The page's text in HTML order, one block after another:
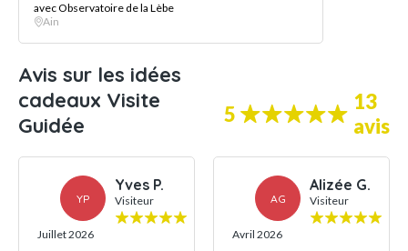
avec Observatoire de la Lèbe
Ain
Avis sur les idées
cadeaux Visite
Guidée
5
13
avis
YP
Yves P.
Visiteur
Juillet 2026
AG
Alizée G.
Visiteur
Avril 2026